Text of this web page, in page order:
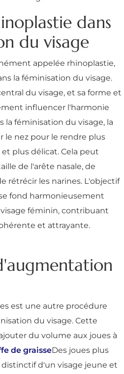
dans
du visage
appelée rhinoplastie,
la féminisation du visage.
du visage, et sa forme et
influencer l'harmonie
la féminisation du visage, la
le nez pour le rendre plus
plus délicat. Cela peut
de l'arête nasale, de
rétrécir les narines. L'objectif
fond harmonieusement
féminin, contribuant
et attrayante.
est une autre procédure
du visage. Cette
du volume aux joues à
de graisseDes joues plus
d'un visage jeune et